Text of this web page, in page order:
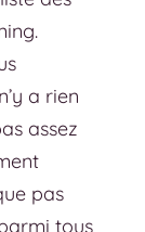
a rien
assez
pas
tous